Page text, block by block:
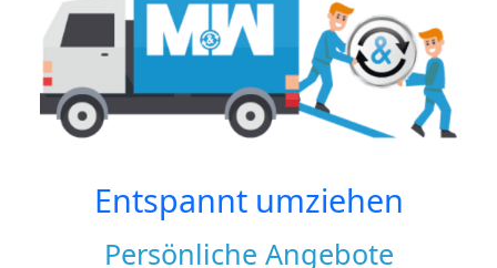
Entspannt umziehen
Persönliche Angebote